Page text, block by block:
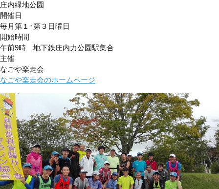
庄内緑地公園
開催日
毎月第１･第３日曜日
開始時間
午前9時 地下鉄庄内力公園駅集合
主催
なごや楽走会
なごや楽走会のホームページ